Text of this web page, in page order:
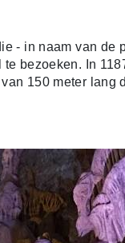
- in naam van de
bezoeken. In
150 meter lang